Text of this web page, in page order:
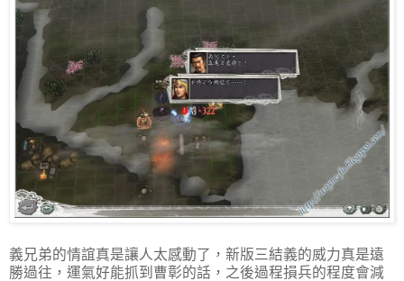
義兄弟的情誼真是讓人太感動了，新版三結義的威力真是遠
勝過往，運氣好能抓到曹彰的話，之後過程損兵的程度會減